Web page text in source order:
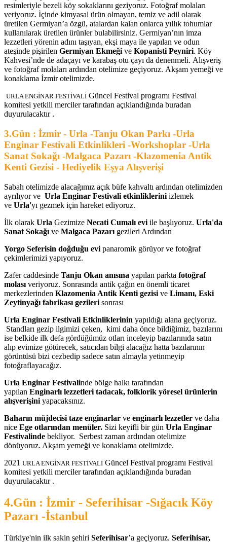
resimleriyle bezeli köy sokaklarını geziyoruz. Fotoğraf molaları
veriyoruz. İçinde kimyasal ürün olmayan, temiz ve adil olarak
üretilen Germiyan’a özgü, atalardan kalan onlarca yıllık tohumlar
kullanılarak üretilen ürünler bulabilirsiniz. Germiyan’nın imza
lezzetleri yörenin adını taşıyan, ekşi maya ile yapılan ve odun
ateşinde pişirilen Germiyan Ekmeği ve Kopanisti Peyniri. Köy
Kahvesi’nde de adaçayı ve karabaş otu çayı da denenmeli. Alışveriş
ve fotoğraf molaları ardından otelimize geçiyoruz. Akşam yemeği ve
konaklama İzmir otelimizde.
URLA ENGİNAR FESTİVALİ Güncel Festival programı Festival
komitesi yetkili merciler tarafından açıklandığında buradan
duyurulacaktır .
3.Gün : İzmir - Urla -Tanju Okan Parkı -Urla
Enginar Festivali Etkinlikleri -Workshoplar -Urla
Sanat Sokağı -Malgaca Pazarı -Klazomenia Antik
Kenti Gezisi - Hediyelik Eşya Alışverişi
Sabah otelimizde alacağımız açık büfe kahvaltı ardından otelimizden
ayrılıyor ve Urla Enginar Festivali etkinliklerini izlemek
ve Urla'yı gezmek için hareket ediyoruz.
İlk olarak Urla Gezimize Necati Cumalı evi ile başlıyoruz. Urla'da
Sanat Sokağı ve Malgaca Pazarı gezileri Ardından
Yorgo Seferisin doğduğu evi panaromik görüyor ve fotoğraf
çekimlerimizi yapıyoruz.
Zafer caddesinde Tanju Okan anısına yapılan parkta fotoğraf
molası veriyoruz. Sonrasında antik çağın en önemli ticaret
merkezlerinden Klazomenia Antik Kenti gezisi ve Limanı, Eski
Zeytinyağı fabrikası gezileri sonrası
Urla Enginar Festivali Etkinliklerinin yapıldığı alana geçiyoruz.
Standları gezip ilgimizi çeken, kimi daha önce bildiğimiz, bazılarını
ise belkide ilk defa gördüğümüz otları inceleyip bazılarınıda satın
alıp evimize götürecek, satıcıdan bilgi alacağız hatta bazılarının
görüntüsü bizi cezbedip sadece satın almayla yetinmeyip
fotoğraflayacağız.
Urla Enginar Festivalinde bölge halkı tarafından
yapılan Enginarlı lezzetleri tadacak, folklorik yöresel ürünlerin
alışverişini yapacaksınız.
Baharın müjdecisi taze enginarlar ve enginarlı lezzetler ve daha
nice Ege otlarından menüler. Sizi keyifli bir gün Urla Enginar
Festivalinde bekliyor. Serbest zaman ardından otelimize
dönüyoruz. Akşam yemeği ve konaklama otelimizde.
2021 URLA ENGİNAR FESTİVALİ Güncel Festival programı Festival
komitesi yetkili merciler tarafından açıklandığında buradan
duyurulacaktır .
4.Gün : İzmir - Seferihisar -Sığacık Köy
Pazarı -İstanbul
Türkiye'nin ilk sakin şehiri Seferihisar’a geçiyoruz. Seferihisar,